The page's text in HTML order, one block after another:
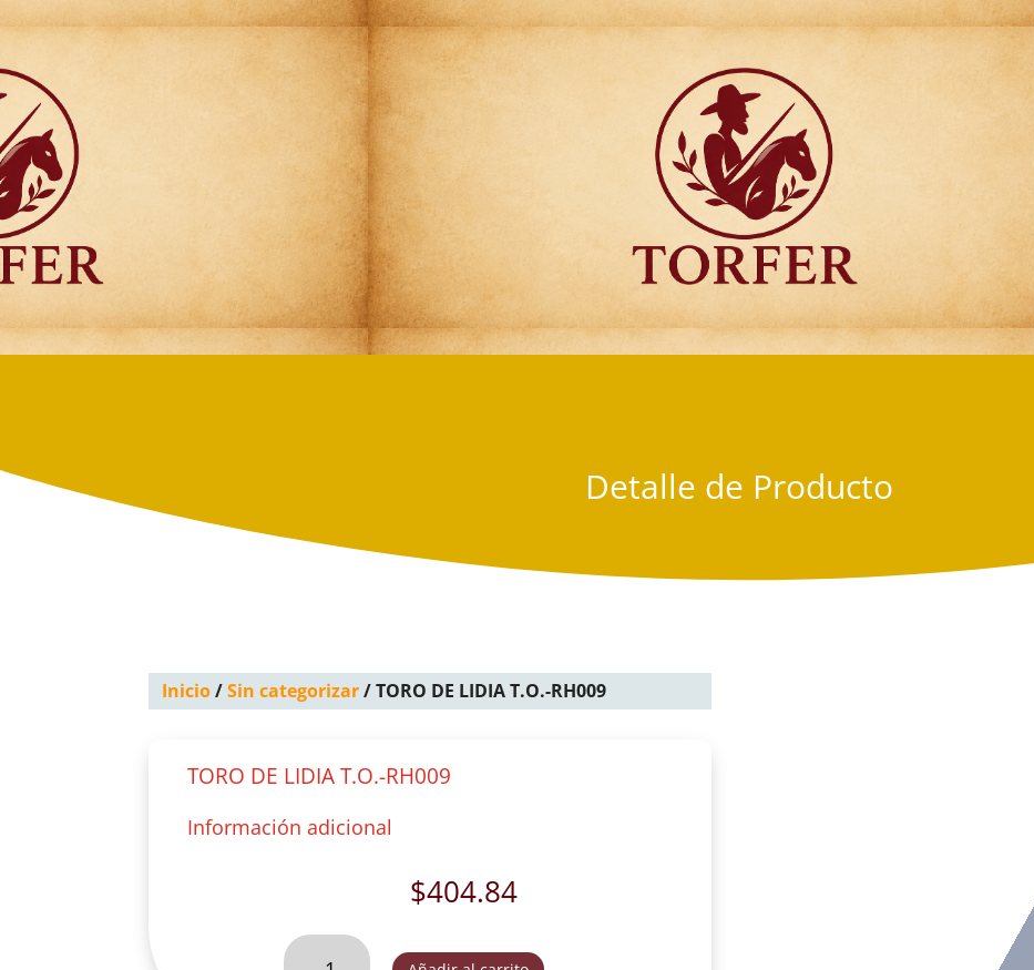
Articulos para Regalo Torfer.
Detalle de Producto
Inicio/Sin categorizar/ TORO DE LIDIA T.O.-RH009
TORO DE LIDIA T.O.-RH009
Información adicional
$404.84
TORO